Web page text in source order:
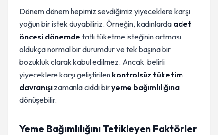
Dönem dönem hepimiz sevdiğimiz yiyeceklere karşı
yoğun bir istek duyabiliriz. Örneğin, kadınlarda adet
öncesi dönemde tatlı tüketme isteğinin artması
oldukça normal bir durumdur ve tek başına bir
bozukluk olarak kabul edilmez. Ancak, belirli
yiyeceklere karşı geliştirilen kontrolsüz tüketim
davranışı zamanla ciddi biryeme bağımlılığına
dönüşebilir.
Yeme Bağımlılığını Tetikleyen Faktörler